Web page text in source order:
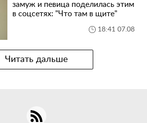
замуж и певица поделилась этим
в соцсетях: "Что там в щите"
18:41 07.08
Читать дальше